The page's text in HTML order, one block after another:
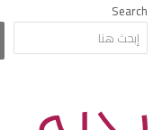
Search